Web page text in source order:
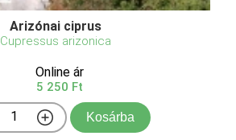
Arizónai ciprus
Cupressus arizonica
Online ár
5 250 Ft
Kosárba